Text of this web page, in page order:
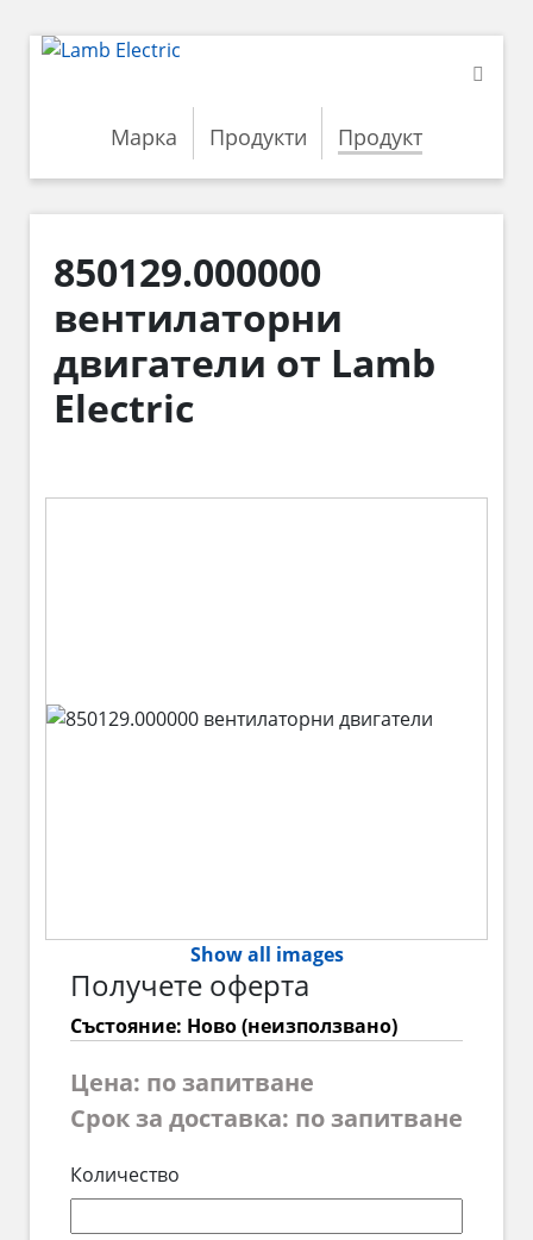
Марка Продукти Продукт
850129.000000
вентилаторни
двигатели от Lamb
Electric
Show all images
Получете оферта
Състояние: Ново (неизползвано)
Цена: по запитване
Срок за доставка: по запитване
Количество